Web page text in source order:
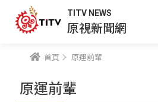
TITV NEWS
原視新聞網
首頁 原運前輩
原運前輩